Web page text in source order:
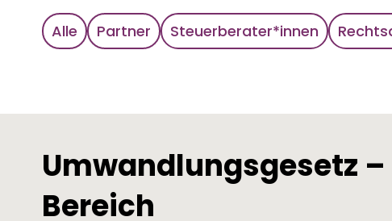
Alle Partner Steuerberater*innen
Umwandlungsgesetz
Bereich